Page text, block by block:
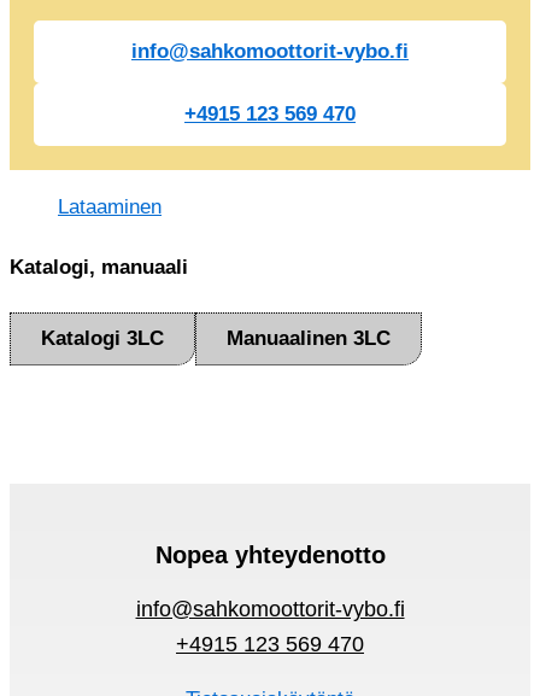
info@sahkomoottorit-vybo.fi
+4915 123 569 470
Lataaminen
Katalogi, manuaali
Katalogi 3LC Manuaalinen 3LC
Nopea yhteydenotto
info@sahkomoottorit-vybo.fi
+4915 123 569 470